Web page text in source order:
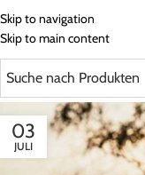
Skip to navigation
Skip to main content
03
JULI